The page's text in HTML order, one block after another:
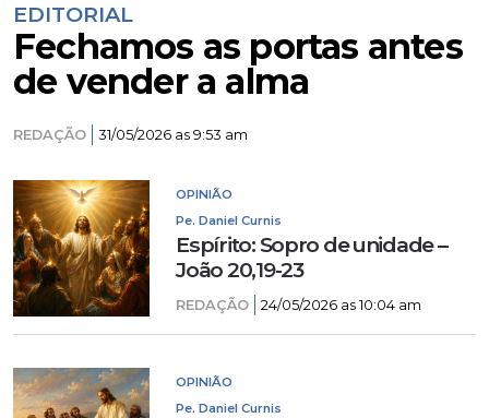
EDITORIAL
Fechamos as portas antes
de vender a alma
REDAÇÃO 31/05/2026 as 9:53 am
OPINIÃO
Pe. Daniel Curnis
Espírito: Sopro de unidade –
João 20,19-23
REDAÇÃO 24/05/2026 as 10:04 am
OPINIÃO
Pe. Daniel Curnis